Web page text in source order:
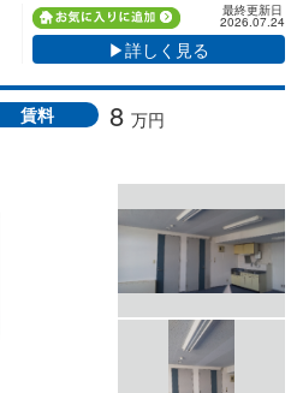
最終更新日
2026.07.24
▶詳しく見る
賃料 8 万円